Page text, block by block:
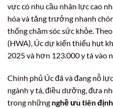
vực có nhu cầu nhân lực cao
hóa và tăng trưởng nhanh
thống chăm sóc sức khỏe.
(HWA), Úc dự kiến thiếu hụt
2025 và hơn 123.000 y tá vào
Chính phủ Úc đã và đang nỗ
ngành y tá, điều dưỡng, đưa
trong những nghề ưu tiên